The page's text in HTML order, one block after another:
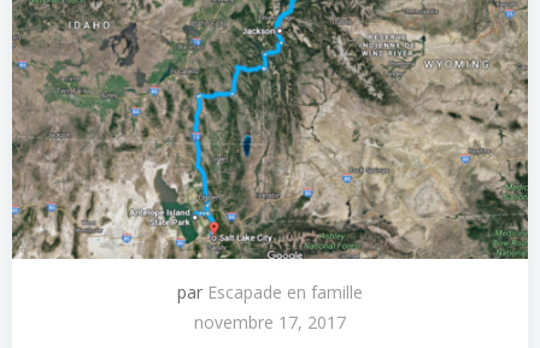
par Escapade en famille
novembre 17, 2017